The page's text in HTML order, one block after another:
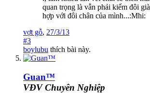
quan trọng là vẫn phải kiếm đôi
hợp với đôi chân của mình...:Mhi:
vợt gỗ, 27/3/13
#3
boylubu thích bài này.
Guan™
VĐV Chuyên Nghiệp